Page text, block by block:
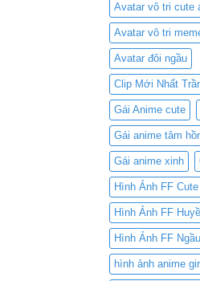
Avatar vô tri cute
Avatar vô tri
Avatar đôi ngầu
Clip Mới Nhất
Gái Anime cute
Gái anime tâm
Gái anime xinh
Hình Ảnh FF Cute
Hình Ảnh FF
Hình Ảnh FF Ngầu
hình ảnh anime